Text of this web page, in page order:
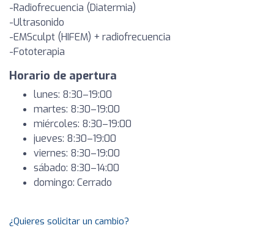
-Radiofrecuencia (Diatermia)
-Ultrasonido
-EMSculpt (HIFEM) + radiofrecuencia
-Fototerapia
Horario de apertura
lunes: 8:30–19:00
martes: 8:30–19:00
miércoles: 8:30–19:00
jueves: 8:30–19:00
viernes: 8:30–19:00
sábado: 8:30–14:00
domingo: Cerrado
¿Quieres solicitar un cambio?